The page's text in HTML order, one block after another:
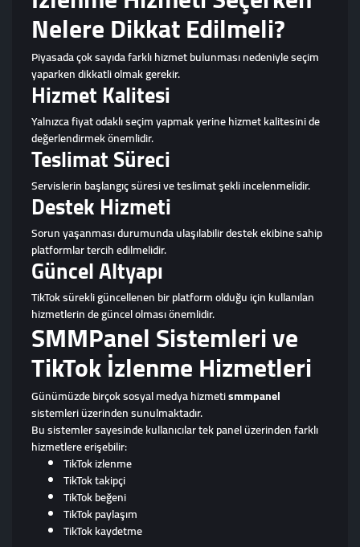
Nelere Dikkat Edilmeli?
Piyasada çok sayıda farklı hizmet bulunması nedeniyle seçim
yaparken dikkatli olmak gerekir.
Hizmet Kalitesi
Yalnızca fiyat odaklı seçim yapmak yerine hizmet kalitesini de
değerlendirmek önemlidir.
Teslimat Süreci
Servislerin başlangıç süresi ve teslimat şekli incelenmelidir.
Destek Hizmeti
Sorun yaşanması durumunda ulaşılabilir destek ekibine sahip
platformlar tercih edilmelidir.
Güncel Altyapı
TikTok sürekli güncellenen bir platform olduğu için kullanılan
hizmetlerin de güncel olması önemlidir.
SMMPanel Sistemleri ve
TikTok İzlenme Hizmetleri
Günümüzde birçok sosyal medya hizmetismmpanel
sistemleri üzerinden sunulmaktadır.
Bu sistemler sayesinde kullanıcılar tek panel üzerinden farklı
hizmetlere erişebilir:
TikTok izlenme
TikTok takipçi
TikTok beğeni
TikTok paylaşım
TikTok kaydetme